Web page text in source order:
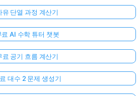
유 단열 과정 계산기
료 AI 수학 튜터 챗봇
료 공기 흐름 계산기
대수 2 문제 생성기